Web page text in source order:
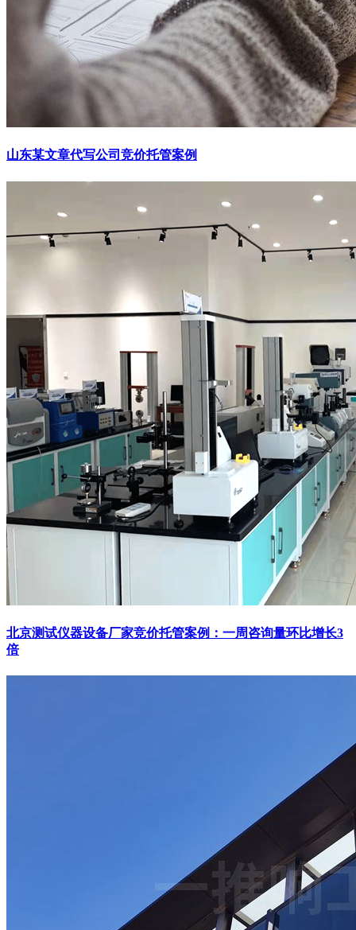
山东某文章代写公司竞价托管案例
北京测试仪器设备厂家竞价托管案例：一周咨询量环比增长3
倍